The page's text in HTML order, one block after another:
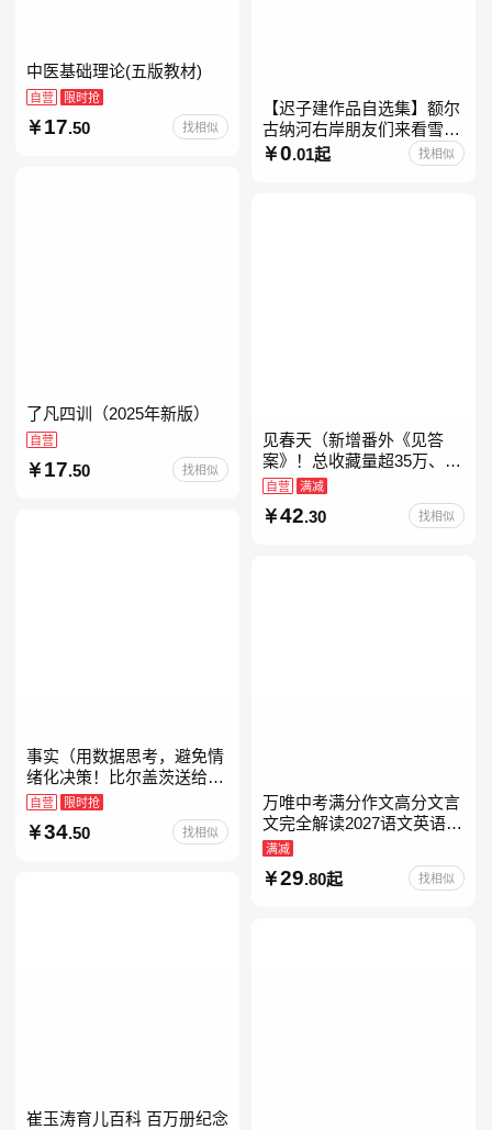
中医基础理论(五版教材)
自营 限时抢
17.50 找相似
【迟子建作品自选集】额尔
古纳河右岸朋友们来看雪吧
迟子建茅盾文学奖获奖作品
东北故事集群山之巅也是冬
0.01起 找相似
了凡四训（2025年新版）
自营
17.50 找相似
见春天（新增番外《见答
案》！总收藏量超35万、点
击量破千万！晋江人气作者
纵虎嗅花 催泪之作！）
自营 满减
42.30 找相似
事实（用数据思考，避免情
绪化决策！比尔盖茨送给全
美大学生的毕业礼物！比尔
盖茨逢人就推荐的热门大
书！）读客经管文库
自营 限时抢
34.50 找相似
万唯中考满分作文高分文言
文完全解读2027语文英语初
中作文万维中考现代文古诗
文阅读名著阅读考点精练古
诗文60篇文言文实词
满减
29.80起 找相似
崔玉涛育儿百科 百万册纪念